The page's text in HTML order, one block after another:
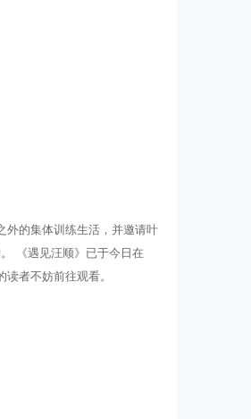
的集体训练生活，并邀请叶
《遇见汪顺》已于今日在
者不妨前往观看。